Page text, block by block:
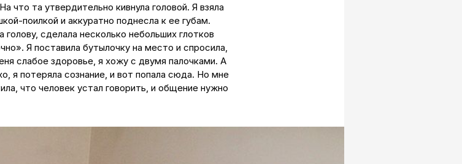
что та утвердительно кивнула головой. Я взяла
поилкой и аккуратно поднесла к ее губам.
сделала несколько небольших глотков
Я поставила бутылочку на место и спросила,
слабое здоровье, я хожу с двумя палочками. А
я потеряла сознание, и вот попала сюда. Но мне
что человек устал говорить, и общение нужно